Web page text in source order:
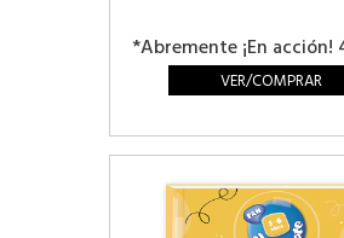
*Abremente ¡En acción!
VER/COMPRAR